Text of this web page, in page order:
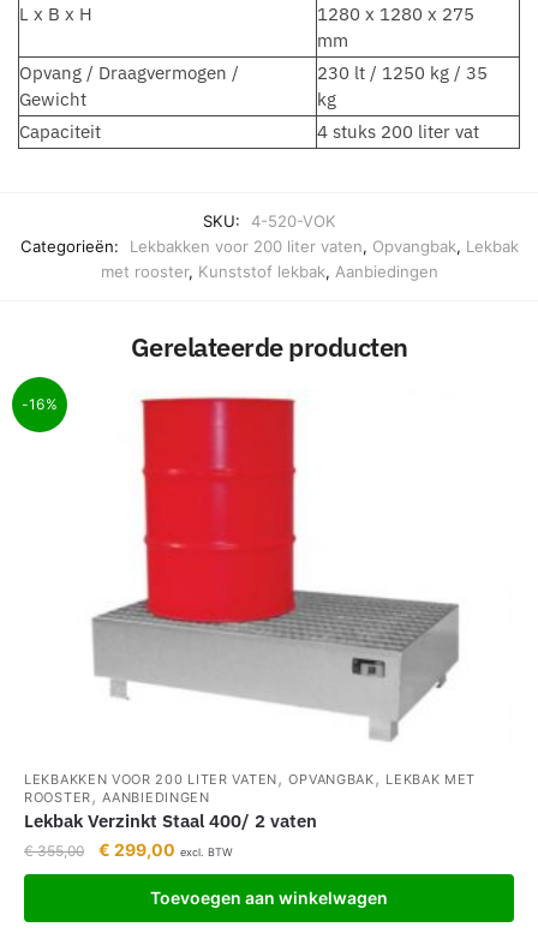
L x B x H
1280 x 1280 x 275
mm
Opvang / Draagvermogen /
Gewicht
230 lt / 1250 kg / 35
kg
Capaciteit
4 stuks 200 liter vat
SKU:
4-520-VOK
Categorieën:
Lekbakken voor 200 liter vaten, Opvangbak, Lekbak
met rooster, Kunststof lekbak, Aanbiedingen
Gerelateerde producten
-16%
LEKBAKKEN VOOR 200 LITER VATEN,OPVANGBAK, LEKBAK MET
ROOSTER,AANBIEDINGEN
Lekbak Verzinkt Staal 400/ 2 vaten
€355,00 € 299,00 excl. BTW
Toevoegen aan winkelwagen